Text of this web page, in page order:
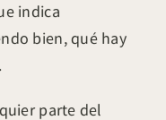
indica
bien, qué hay
parte del